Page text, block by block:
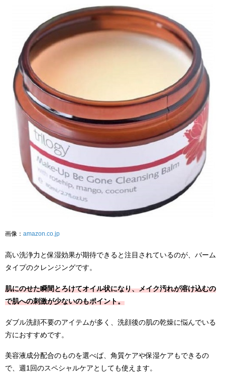
画像： amazon.co.jp
高い洗浄力と保湿効果が期待できると注目されているのが、バーム
タイプのクレンジングです。
肌にのせた瞬間とろけてオイル状になり、メイク汚れが溶け込むの
で肌への刺激が少ないのもポイント。
ダブル洗顔不要のアイテムが多く、洗顔後の肌の乾燥に悩んでいる
方におすすめです。
美容液成分配合のものを選べば、角質ケアや保湿ケアもできるの
で、週1回のスペシャルケアとしても使えます。